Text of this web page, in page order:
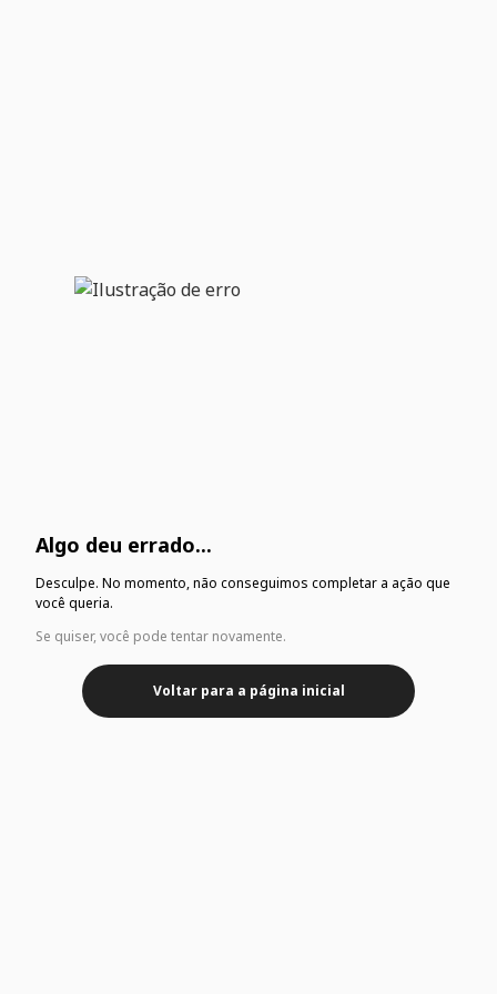
Algo deu errado...
Desculpe. No momento, não conseguimos completar a ação que
você queria.
Se quiser, você pode tentar novamente.
Voltar para a página inicial